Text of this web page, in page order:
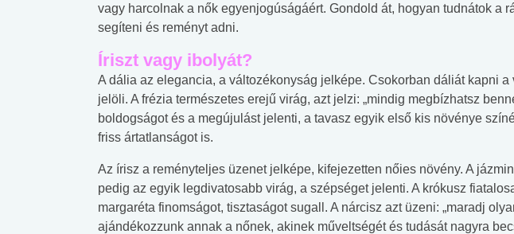
vagy harcolnak a nők egyenjogúságáért. Gondold át, hogyan tudnátok a
segíteni és reményt adni.
Íriszt vagy ibolyát?
A dália az elegancia, a változékonyság jelképe. Csokorban dáliát kapni a
jelöli. A frézia természetes erejű virág, azt jelzi: „mindig megbízhatsz
boldogságot és a megújulást jelenti, a tavasz egyik első kis növénye
friss ártatlanságot is.
Az írisz a reményteljes üzenet jelképe, kifejezetten nőies növény. A
pedig az egyik legdivatosabb virág, a szépséget jelenti. A krókusz
margaréta finomságot, tisztaságot sugall. A nárcisz azt üzeni: „maradj
ajándékozzunk annak a nőnek, akinek műveltségét és tudását nagyra
#Zöldövezet
Mekkora az ökológiai
lábnyomod?
#Betegségek
Elsősegély
tudásteszt
Angol középfokú
nyelvvizsga teszt -
No.42